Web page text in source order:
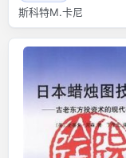
斯科特M.卡尼